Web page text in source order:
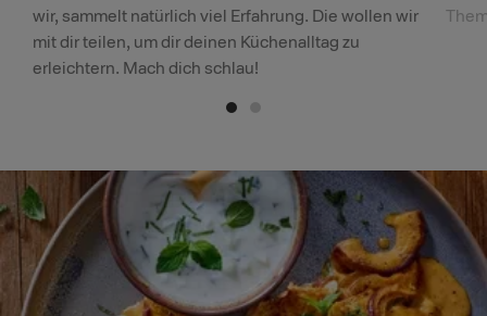
wir, sammelt natürlich viel Erfahrung. Die wollen wir
mit dir teilen, um dir deinen Küchenalltag zu
erleichtern. Mach dich schlau!